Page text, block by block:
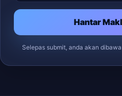
Hantar
Selepas submit, anda akan